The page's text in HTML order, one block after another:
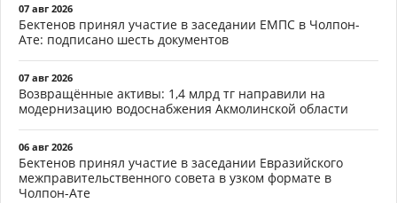
07 авг 2026
Бектенов принял участие в заседании ЕМПС в Чолпон-
Ате: подписано шесть документов
07 авг 2026
Возвращённые активы: 1,4 млрд тг направили на
модернизацию водоснабжения Акмолинской области
06 авг 2026
Бектенов принял участие в заседании Евразийского
межправительственного совета в узком формате в
Чолпон-Ате